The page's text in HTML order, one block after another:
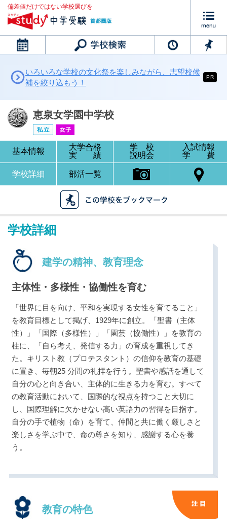
偏差値だけではない学校選びを
カレンダー
恵泉女学園中学校
ブックマークした学校
ブックマークした学校はありません
いろいろな学校の文化祭を楽しみながら、志望校候
補を絞り込もう！
PR
恵泉女学園中学校
基本情報
大学合格
実 績
学 校
説明会
入試情報
学 費
学校詳細 部活一覧
学校詳細
建学の精神、教育理念
主体性・多様性・協働性を育む
「世界に目を向け、平和を実現する女性を育てること」
を教育目標として掲げ、1929年に創立。「聖書（主体
性）」「国際（多様性）」「園芸（協働性）」を教育の
柱に、「自ら考え、発信する力」の育成を重視してき
た。キリスト教（プロテスタント）の信仰を教育の基礎
に置き、毎朝25 分間の礼拝を行う。聖書や感話を通して
自分の心と向き合い、主体的に生きる力を育む。すべて
の教育活動において、国際的な視点を持つこと大切に
し、国際理解に欠かせない高い英語力の習得を目指す。
自分の手で植物（命）を育て、仲間と共に働く厳しさと
楽しさを学ぶ中で、命の尊さを知り、感謝する心を養
う。
教育の特色